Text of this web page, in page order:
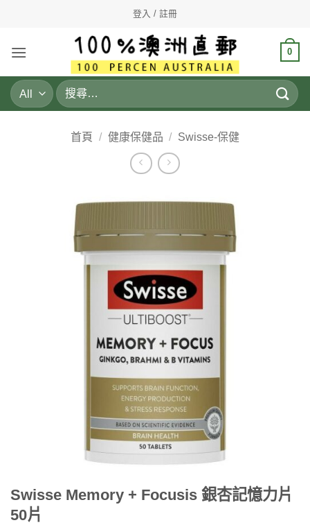
登入 / 註冊
0
搜
尋
首頁 / 健康保健品 / Swisse-保健
Swisse Memory + Focusis 銀杏記憶力片
50片